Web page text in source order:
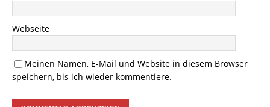
Webseite
Meinen Namen, E-Mail und Website in diesem Browser
speichern, bis ich wieder kommentiere.